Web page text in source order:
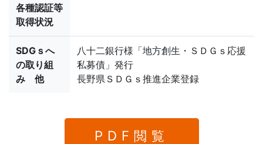
各種認証等
取得状況
SDGｓへ
の取り組
み 他
八十二銀行様「地方創生・ＳＤＧｓ応援
私募債」発行
長野県ＳＤＧｓ推進企業登録
PDF閲覧